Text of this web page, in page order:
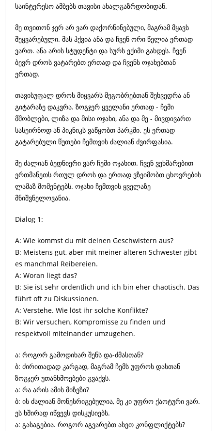
საინტერესო ამბებს თავისი ახალგაზრდობიდან.
მე თვითონ ჯერ არ ვარ დაქორწინებული, მაგრამ მყავს
შეყვარებული. მას ჰქვია ანა და ჩვენ ორი წელია ერთად
ვართ. ანა არის სტუდენტი და სურს ექიმი გახდეს. ჩვენ
ბევრ დროს ვატარებთ ერთად და ჩვენს ოჯახებთან
ერთად.
თავისუფალ დროს მიყვარს მეგობრებთან შეხვედრა ან
გიტარაზე დაკვრა. ზოგჯერ ყველანი ერთად - ჩემი
მშობლები, ლიზა და მისი ოჯახი, ანა და მე - მივდივართ
სასეირნოდ ან პიკნიკს ვაწყობთ პარკში. ეს ერთად
გატარებული წუთები ჩემთვის ძალიან ძვირფასია.
მე ძალიან ბედნიერი ვარ ჩემი ოჯახით. ჩვენ ვეხმარებით
ერთმანეთს რთულ დროს და ერთად ვზეიმობთ ცხოვრების
ლამაზ მომენტებს. ოჯახი ჩემთვის ყველაზე
მნიშვნელოვანია.
Dialog 1:
A: Wie kommst du mit deinen Geschwistern aus?
B: Meistens gut, aber mit meiner älteren Schwester gibt
es manchmal Reibereien.
A: Woran liegt das?
B: Sie ist sehr ordentlich und ich bin eher chaotisch. Das
führt oft zu Diskussionen.
A: Verstehe. Wie löst ihr solche Konflikte?
B: Wir versuchen, Kompromisse zu finden und
respektvoll miteinander umzugehen.
ა: როგორ გამოდიხარ შენს და-ძმასთან?
ბ: ძირითადად კარგად, მაგრამ ჩემს უფროს დასთან
ზოგჯერ უთანხმოებები გვაქვს.
ა: რა არის ამის მიზეზი?
ბ: ის ძალიან მოწესრიგებულია, მე კი უფრო ქაოტური ვარ.
ეს ხშირად იწვევს დისკუსიებს.
ა: გასაგებია. როგორ აგვარებთ ასეთ კონფლიქტებს?